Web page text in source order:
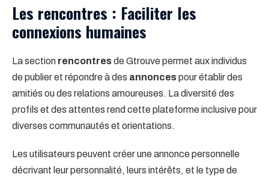
Les rencontres : Faciliter les
connexions humaines
La section rencontresde Gtrouve permet aux individus
de publier et répondre à des annoncespour établir des
amitiés ou des relations amoureuses. La diversité des
profils et des attentes rend cette plateforme inclusive pour
diverses communautés et orientations.
Les utilisateurs peuvent créer une annonce personnelle
décrivant leur personnalité, leurs intérêts, et le type de